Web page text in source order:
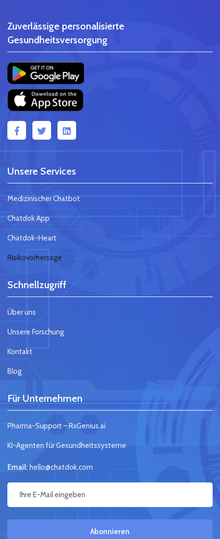
Zuverlässige personalisierte
Gesundheitsversorgung
Unsere Services
Medizinischer Chatbot
Chatdok App
Chatdok-Heart
Risikovorhersage
Schnellzugriff
Über uns
Unsere Forschung
Kontakt
Blog
Für Unternehmen
Pharma-Support – RxGenius.ai
KI-Agenten für Gesundheitssysteme
Email: hello@chatdok.com
Abonnieren